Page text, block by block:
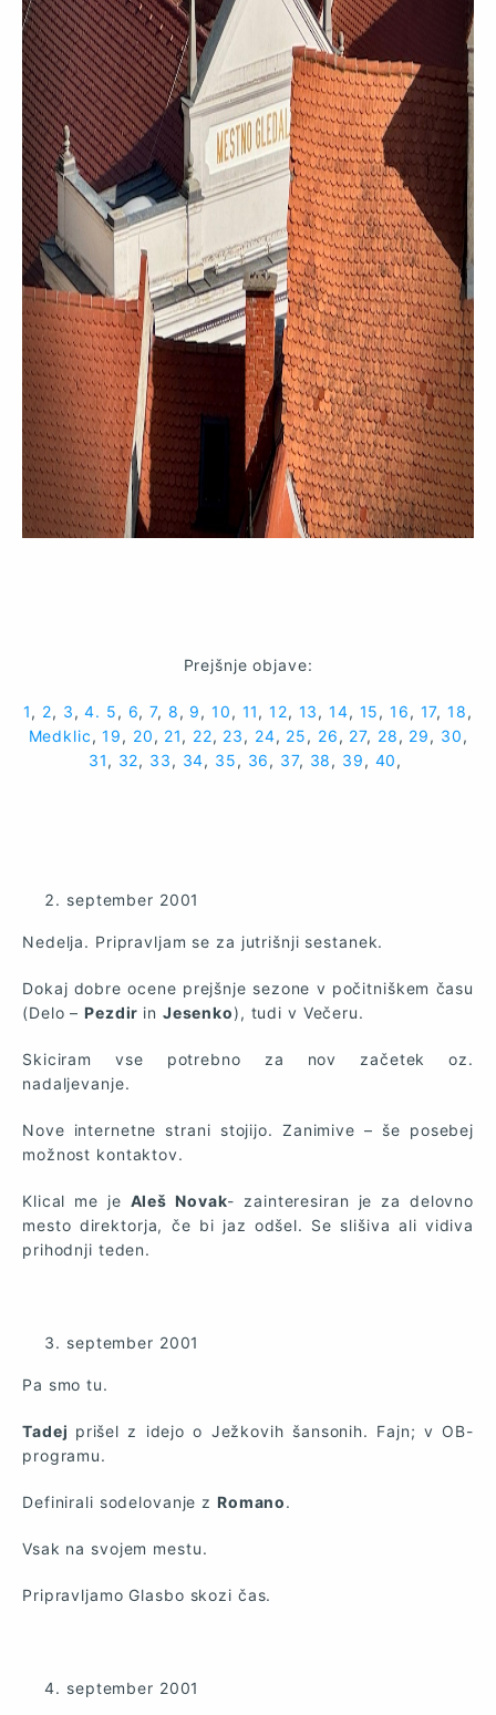
Prejšnje objave:
1, 2, 3,4. 5, 6,7, 8, 9, 10, 11, 12, 13, 14, 15, 16, 17, 18,
Medklic,19, 20, 21, 22, 23, 24, 25, 26, 27, 28, 29, 30,
31, 32, 33, 34, 35, 36, 37, 38, 39, 40,
september 2001
Nedelja. Pripravljam se za jutrišnji sestanek.
Dokaj dobre ocene prejšnje sezone v počitniškem času
(Delo – Pezdir in Jesenko), tudi v Večeru.
Skiciram vse potrebno za nov začetek oz.
nadaljevanje.
Nove internetne strani stojijo. Zanimive – še posebej
možnost kontaktov.
Klical me je Aleš Novak- zainteresiran je za delovno
mesto direktorja, če bi jaz odšel. Se slišiva ali vidiva
prihodnji teden.
september 2001
Pa smo tu.
Tadej prišel z idejo o Ježkovih šansonih. Fajn; v OB-
programu.
Definirali sodelovanje z Romano.
Vsak na svojem mestu.
Pripravljamo Glasbo skozi čas.
september 2001